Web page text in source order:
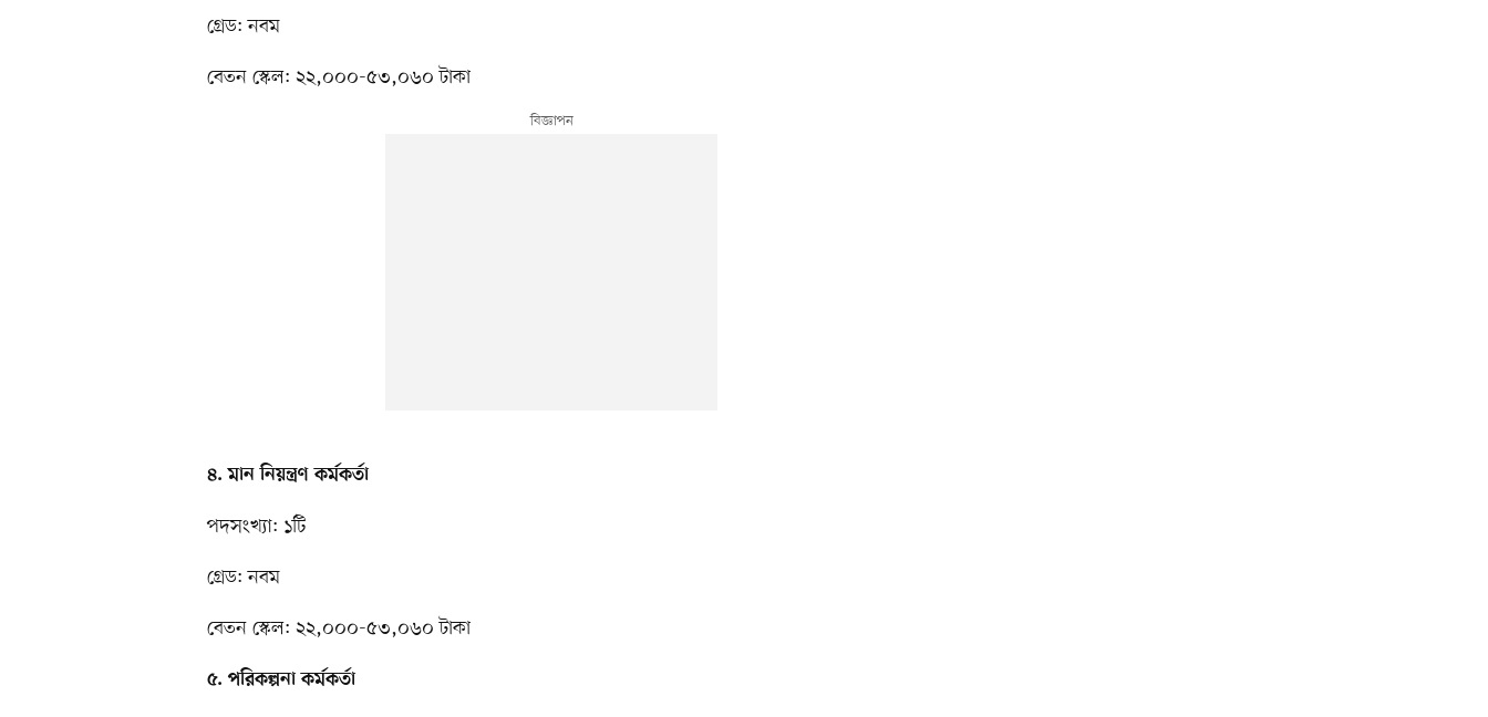
গ্রেড: নবম
বেতন স্কেল: ২২,০০০-৫৩,০৬০ টাকা
৪. মান নিয়ন্ত্রণ কর্মকর্তা
পদসংখ্যা: ১টি
গ্রেড: নবম
বেতন স্কেল: ২২,০০০-৫৩,০৬০ টাকা
৫. পরিকল্পনা কর্মকর্তা